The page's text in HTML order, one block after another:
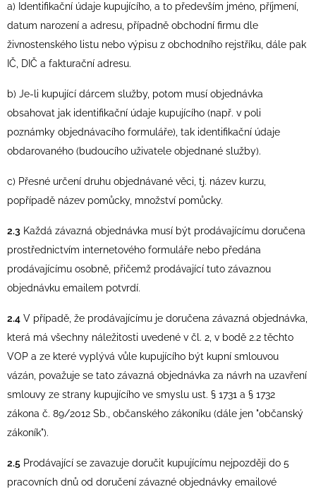
a) Identifikační údaje kupujícího, a to především jméno, příjmení,
datum narození a adresu, případně obchodní firmu dle
živnostenského listu nebo výpisu z obchodního rejstříku, dále pak
IČ, DIČ a fakturační adresu.
b) Je-li kupující dárcem služby, potom musí objednávka
obsahovat jak identifikační údaje kupujícího (např. v poli
poznámky objednávacího formuláře), tak identifikační údaje
obdarovaného (budoucího uživatele objednané služby).
c) Přesné určení druhu objednávané věci, tj. název kurzu,
popřípadě název pomůcky, množství pomůcky.
2.3 Každá závazná objednávka musí být prodávajícímu doručena
prostřednictvím internetového formuláře nebo předána
prodávajícímu osobně, přičemž prodávající tuto závaznou
objednávku emailem potvrdí.
2.4 V případě, že prodávajícímu je doručena závazná objednávka,
která má všechny náležitosti uvedené v čl. 2, v bodě 2.2 těchto
VOP a ze které vyplývá vůle kupujícího být kupní smlouvou
vázán, považuje se tato závazná objednávka za návrh na uzavření
smlouvy ze strany kupujícího ve smyslu ust. § 1731 a § 1732
zákona č. 89/2012 Sb., občanského zákoníku (dále jen "občanský
zákoník").
2.5 Prodávající se zavazuje doručit kupujícímu nejpozději do 5
pracovních dnů od doručení závazné objednávky emailové